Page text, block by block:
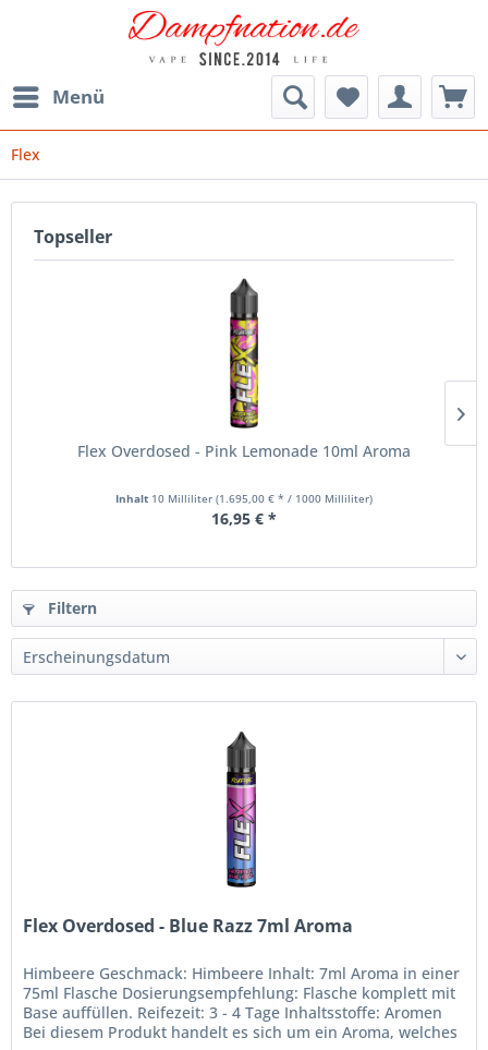
Menü
Flex
Topseller
Flex Overdosed - Pink Lemonade 10ml Aroma
Inhalt 10 Milliliter (1.695,00 € * / 1000 Milliliter)
16,95 € *
Filtern
Flex Overdosed - Blue Razz 7ml Aroma
Himbeere Geschmack: Himbeere Inhalt: 7ml Aroma in einer
75ml Flasche Dosierungsempfehlung: Flasche komplett mit
Base auffüllen. Reifezeit: 3 - 4 Tage Inhaltsstoffe: Aromen
Bei diesem Produkt handelt es sich um ein Aroma, welches